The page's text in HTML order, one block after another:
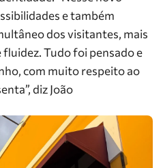
e também
dos visitantes, mais
fluidez. Tudo foi pensado e
com muito respeito ao
diz João